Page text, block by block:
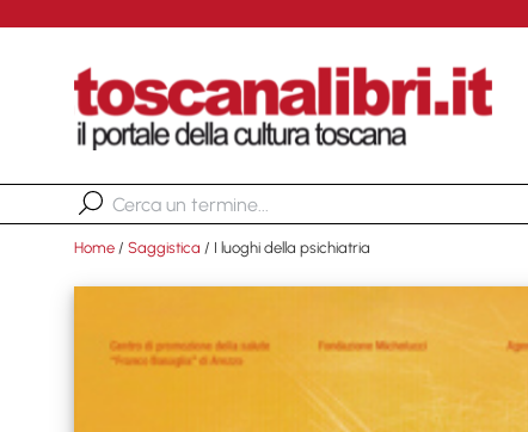
Home / Saggistica / I luoghi della psichiatria